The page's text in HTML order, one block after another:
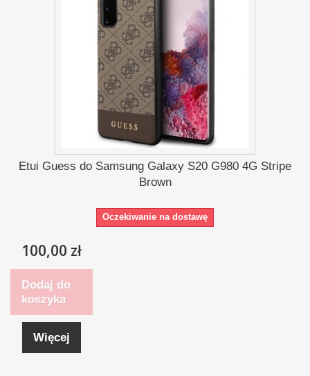
Etui Guess do Samsung Galaxy S20 G980 4G Stripe
Brown
Oczekiwanie na dostawę
100,00 zł
Dodaj do
koszyka
Więcej